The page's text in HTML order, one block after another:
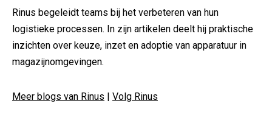
Rinus begeleidt teams bij het verbeteren van hun
logistieke processen. In zijn artikelen deelt hij praktische
inzichten over keuze, inzet en adoptie van apparatuur in
magazijnomgevingen.
Meer blogs van Rinus | Volg Rinus